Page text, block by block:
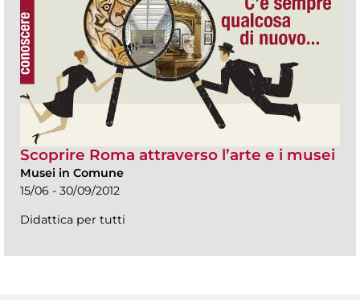
Scoprire Roma attraverso l’arte e i musei
Musei in Comune
15/06 - 30/09/2012
Didattica per tutti